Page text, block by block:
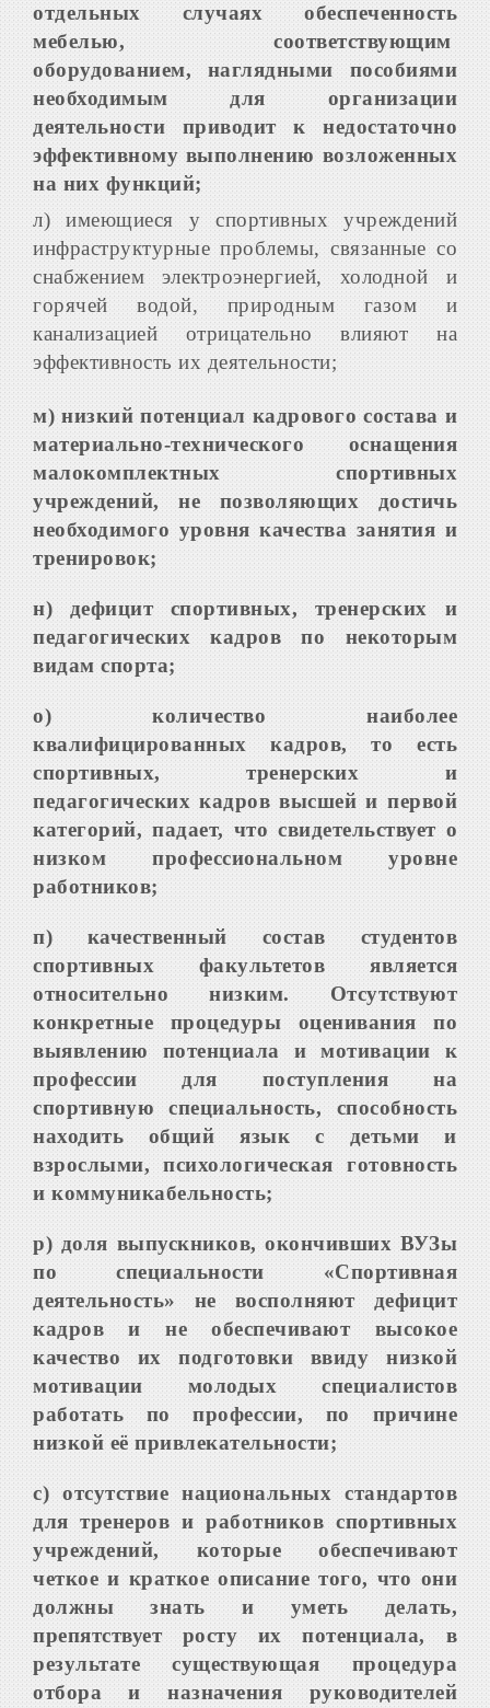
отдельных случаях обеспеченность
мебелью, соответствующим
оборудованием, наглядными пособиями
необходимым для организации
деятельности приводит к недостаточно
эффективному выполнению возложенных
на них функций;
л) имеющиеся у спортивных учреждений
инфраструктурные проблемы, связанные со
снабжением электроэнергией, холодной и
горячей водой, природным газом и
канализацией отрицательно влияют на
эффективность их деятельности;
м) низкий потенциал кадрового состава и
материально-технического оснащения
малокомплектных спортивных
учреждений, не позволяющих достичь
необходимого уровня качества занятия и
тренировок;
н) дефицит спортивных, тренерских и
педагогических кадров по некоторым
видам спорта;
о) количество наиболее
квалифицированных кадров, то есть
спортивных, тренерских и
педагогических кадров высшей и первой
категорий, падает, что свидетельствует о
низком профессиональном уровне
работников;
п) качественный состав студентов
спортивных факультетов является
относительно низким. Отсутствуют
конкретные процедуры оценивания по
выявлению потенциала и мотивации к
профессии для поступления на
спортивную специальность, способность
находить общий язык с детьми и
взрослыми, психологическая готовность
и коммуникабельность;
р) доля выпускников, окончивших ВУЗы
по специальности «Спортивная
деятельность» не восполняют дефицит
кадров и не обеспечивают высокое
качество их подготовки ввиду низкой
мотивации молодых специалистов
работать по профессии, по причине
низкой её привлекательности;
с) отсутствие национальных стандартов
для тренеров и работников спортивных
учреждений, которые обеспечивают
четкое и краткое описание того, что они
должны знать и уметь делать,
препятствует росту их потенциала, в
результате существующая процедура
отбора и назначения руководителей